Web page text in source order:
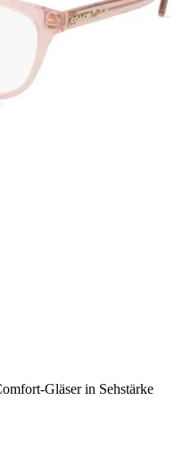
Gläser in Sehstärke